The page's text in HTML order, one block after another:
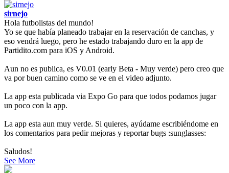
sirnejo
Hola futbolistas del mundo!
Yo se que había planeado trabajar en la reservación de canchas, y
eso vendrá luego, pero he estado trabajando duro en la app de
Partidito.com para iOS y Android.
Aun no es publica, es V0.01 (early Beta - Muy verde) pero creo que
va por buen camino como se ve en el video adjunto.
La app esta publicada via Expo Go para que todos podamos jugar
un poco con la app.
La app esta aun muy verde. Si quieres, ayúdame escribiéndome en
los comentarios para pedir mejoras y reportar bugs :sunglasses:
Saludos!
See More